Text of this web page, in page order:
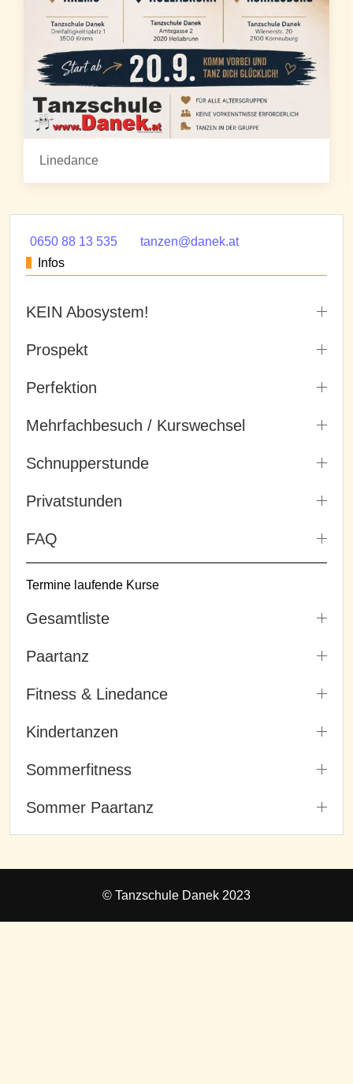
Linedance
0650 88 13 535
tanzen@danek.at
Infos
KEIN Abosystem!
Prospekt
Perfektion
Mehrfachbesuch / Kurswechsel
Schnupperstunde
Privatstunden
FAQ
Termine laufende Kurse
Gesamtliste
Paartanz
Fitness & Linedance
Kindertanzen
Sommerfitness
Sommer Paartanz
© Tanzschule Danek 2023